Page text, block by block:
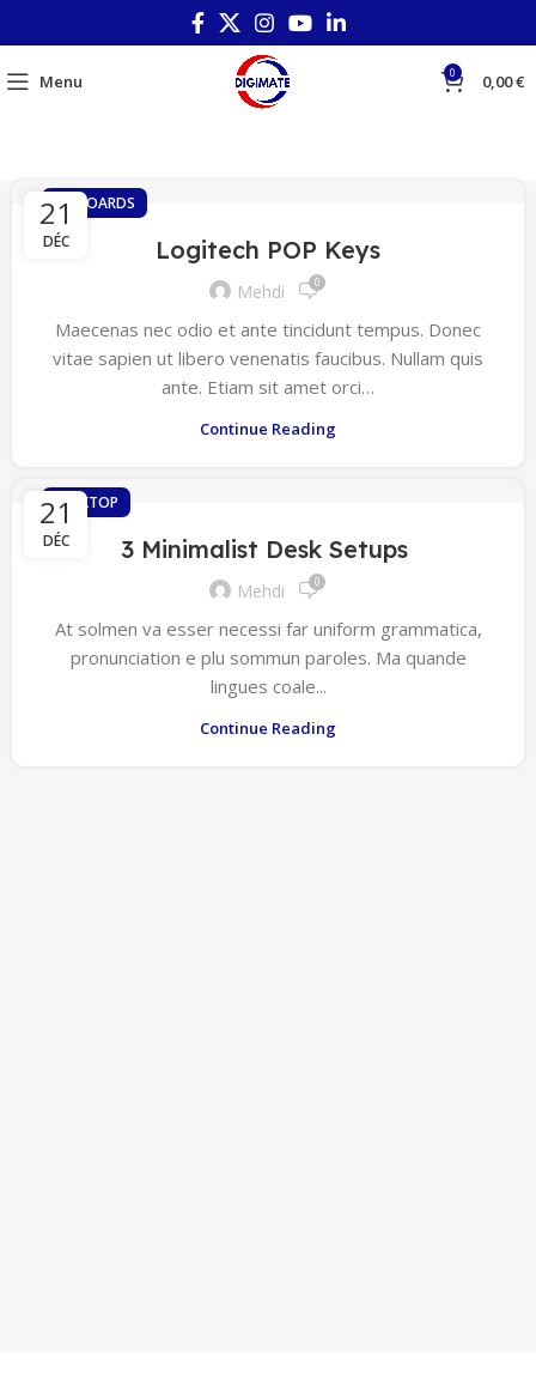
Menu 0 0,00€
21
DÉC
KEYBOARDS
Logitech POP Keys
Mehdi 0
Maecenas nec odio et ante tincidunt tempus. Donec
vitae sapien ut libero venenatis faucibus. Nullam quis
ante. Etiam sit amet orci…
Continue Reading
21
DÉC
DESKTOP
3 Minimalist Desk Setups
Mehdi 0
At solmen va esser necessi far uniform grammatica,
pronunciation e plu sommun paroles. Ma quande
lingues coale...
Continue Reading